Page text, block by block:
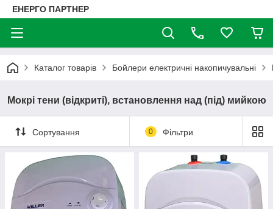
ЕНЕРГО ПАРТНЕР
Каталог товарів Бойлери електричні накопичувальні
Мокрі тени (відкриті), встановлення над (під) мийкою
Сортування 0 Фільтри